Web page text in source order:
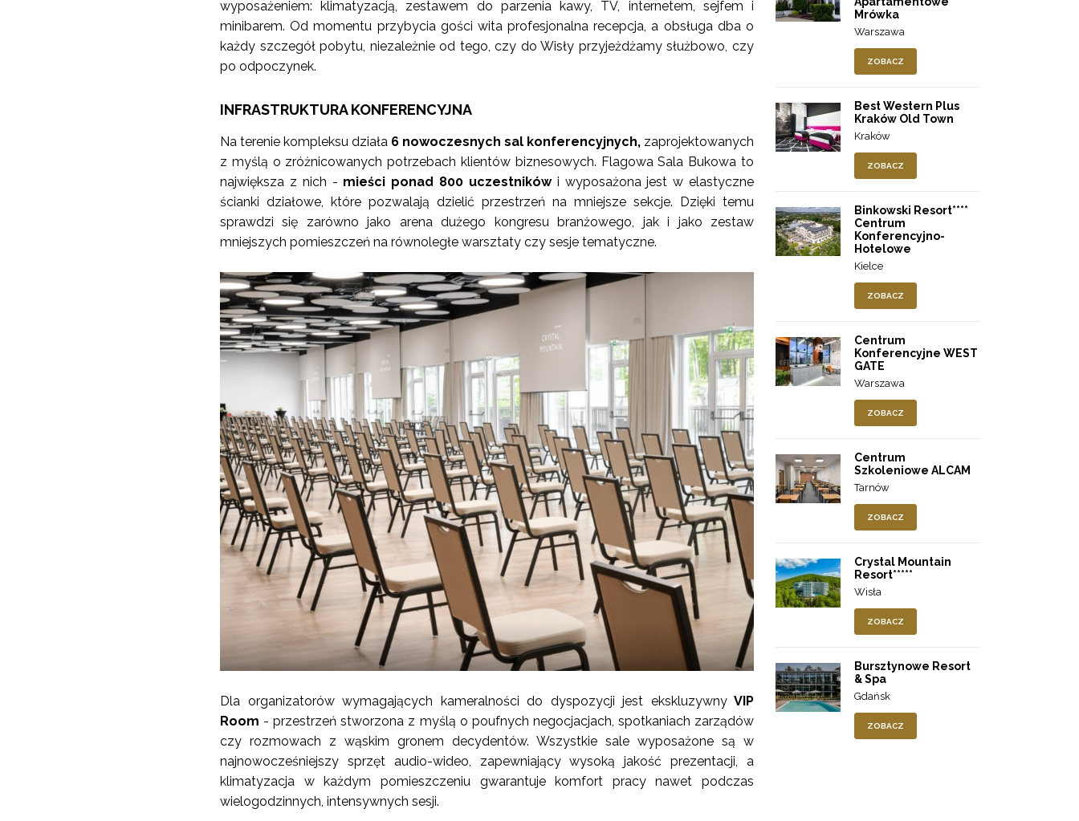
wyposażeniem: klimatyzacją, zestawem do parzenia kawy, TV, internetem, sejfem i
minibarem. Od momentu przybycia gości wita profesjonalna recepcja, a obsługa dba o
każdy szczegół pobytu, niezależnie od tego, czy do Wisły przyjeżdżamy służbowo, czy
po odpoczynek.
INFRASTRUKTURA KONFERENCYJNA
Na terenie kompleksu działa 6 nowoczesnych sal konferencyjnych, zaprojektowanych
z myślą o zróżnicowanych potrzebach klientów biznesowych. Flagowa Sala Bukowa to
największa z nich - mieści ponad 800 uczestnikówi wyposażona jest w elastyczne
ścianki działowe, które pozwalają dzielić przestrzeń na mniejsze sekcje. Dzięki temu
sprawdzi się zarówno jako arena dużego kongresu branżowego, jak i jako zestaw
mniejszych pomieszczeń na równoległe warsztaty czy sesje tematyczne.
Dla organizatorów wymagających kameralności do dyspozycji jest ekskluzywnyVIP
Room - przestrzeń stworzona z myślą o poufnych negocjacjach, spotkaniach zarządów
czy rozmowach z wąskim gronem decydentów. Wszystkie sale wyposażone są w
najnowocześniejszy sprzęt audio-wideo, zapewniający wysoką jakość prezentacji, a
klimatyzacja w każdym pomieszczeniu gwarantuje komfort pracy nawet podczas
wielogodzinnych, intensywnych sesji.
Mrówka
Warszawa
ZOBACZ
Best Western Plus
Kraków Old Town
Kraków
ZOBACZ
Binkowski Resort****
Centrum
Konferencyjno-
Hotelowe
Kielce
ZOBACZ
Centrum
Konferencyjne WEST
GATE
Warszawa
ZOBACZ
Centrum
Szkoleniowe ALCAM
Tarnów
ZOBACZ
Crystal Mountain
Resort*****
Wisła
ZOBACZ
Bursztynowe Resort
& Spa
Gdańsk
ZOBACZ